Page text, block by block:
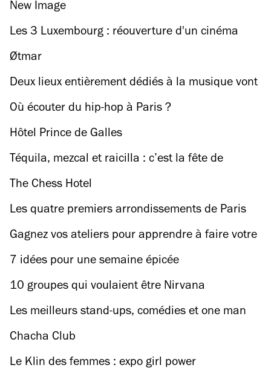
New Image
Les 3 Luxembourg : réouverture d'un cinéma
mythique du Quartier latin
Øtmar
Deux lieux entièrement dédiés à la musique vont
ouvrir prochainement à Paris
Où écouter du hip-hop à Paris ?
Hôtel Prince de Galles
Téquila, mezcal et raicilla : c’est la fête de
l’agave du 21 au 28 février
The Chess Hotel
Les quatre premiers arrondissements de Paris
vont fusionner
Gagnez vos ateliers pour apprendre à faire votre
bière
7 idées pour une semaine épicée
10 groupes qui voulaient être Nirvana
Les meilleurs stand-ups, comédies et one man
show du moment
Chacha Club
Le Klin des femmes : expo girl power